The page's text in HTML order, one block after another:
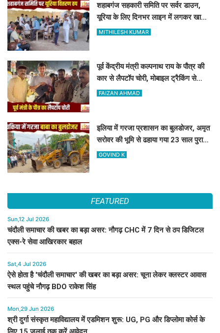
शहाबगंज सहकारी समिति पर सर्वर डाउन,
यूरिया के लिए दिनभर लाइन में लगकर खाली
हाथ लौटे किसान
MITHILESH KUMAR
पूर्व केंद्रीय मंत्री कल्पनाथ राय के पौत्र की
कार से लैपटॉप चोरी, मोबाइल ट्रैकिंग से
PPDU जंक्शन के पास बरामद
FAIZAN AHMAD
इलिया में गरजा प्रशासन का बुलडोजर, अमृत
सरोवर की भूमि से ढहाया गया 23 साल पुराना
अवैध निर्माण
GOVIND K
FEATURED
Sun,12 Jul 2026
चंदौली समाचार की खबर का बड़ा असर: नौगढ़ CHC में 7 दिन से ठप डिजिटल
एक्स-रे सेवा आखिरकार बहाल
Sat,4 Jul 2026
ऐसे होता है 'चंदौली समाचार' की खबर का बड़ा असर: चूना लेकर क्लस्टर आवास
स्थल पहुंचे नौगढ़ BDO राकेश सिंह
Mon,29 Jun 2026
श्री दुर्गा संस्कृत महाविद्यालय में एडमिशन शुरू: UG, PG और डिप्लोमा कोर्स के